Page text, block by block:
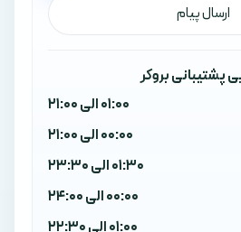
ارسال پیام
پشتیبانی بروکر
01:00 الی 21:00
00:00 الی 21:00
01:30 الی 23:30
00:00 الی 24:00
01:00 الی 22:30